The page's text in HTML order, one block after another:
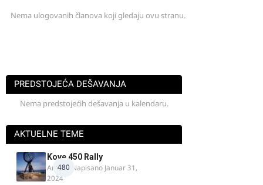
Nema ulogovanih članova koji gledaju ovu stranu.
PREDSTOJEĆA DEŠAVANJA
Nema predstojećih dešavanja u kalendaru.
AKTUELNE TEME
480
Kove 450 Rally
AnteK· Napisano Januar 31,
2024